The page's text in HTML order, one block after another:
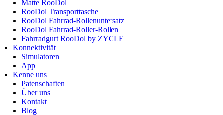
Matte RooDol
RooDol Transporttasche
RooDol Fahrrad-Rollenuntersatz
RooDol Fahrrad-Roller-Rollen
Fahrradgurt RooDol by ZYCLE
Konnektivität
Simulatoren
App
Kenne uns
Patenschaften
Über uns
Kontakt
Blog